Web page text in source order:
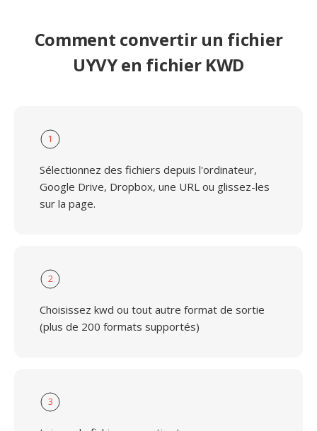
Comment convertir un fichier
UYVY en fichier KWD
1
Sélectionnez des fichiers depuis l'ordinateur,
Google Drive, Dropbox, une URL ou glissez-les
sur la page.
2
Choisissez kwd ou tout autre format de sortie
(plus de 200 formats supportés)
3